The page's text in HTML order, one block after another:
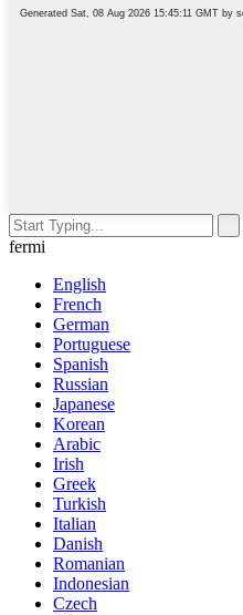
fermi
English
French
German
Portuguese
Spanish
Russian
Japanese
Korean
Arabic
Irish
Greek
Turkish
Italian
Danish
Romanian
Indonesian
Czech